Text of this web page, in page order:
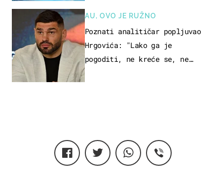
AU, OVO JE RUŽNO
Poznati analitičar popljuvao
Hrgovića: "Lako ga je
pogoditi, ne kreće se, ne